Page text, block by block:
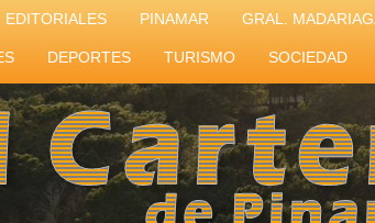
EDITORIALES PINAMAR GRAL.
DEPORTES TURISMO SOCIEDAD